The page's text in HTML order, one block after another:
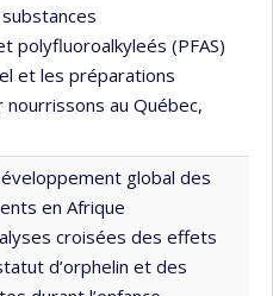
polyfluoroalkyleés (PFAS)
et les préparations
au Québec,
global des
en Afrique
croisées des effets
d’orphelin et des